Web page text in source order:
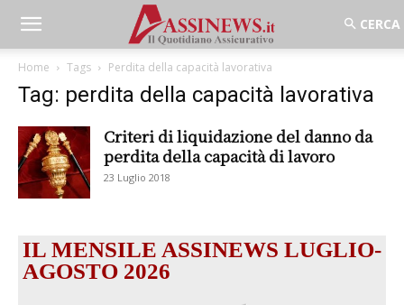
Home Tags Perdita della capacità lavorativa
Tag: perdita della capacità lavorativa
Criteri di liquidazione del danno da
perdita della capacità di lavoro
23 Luglio 2018
IL MENSILE ASSINEWS LUGLIO-
AGOSTO 2026